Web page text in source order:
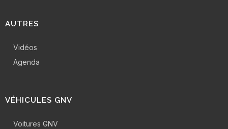
AUTRES
Vidéos
Agenda
VÉHICULES GNV
Voitures GNV